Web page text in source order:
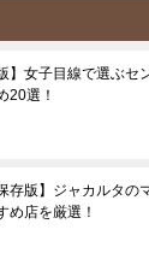
】女子目線で選ぶ
20選！
存版】ジャカルタ
め店を厳選！